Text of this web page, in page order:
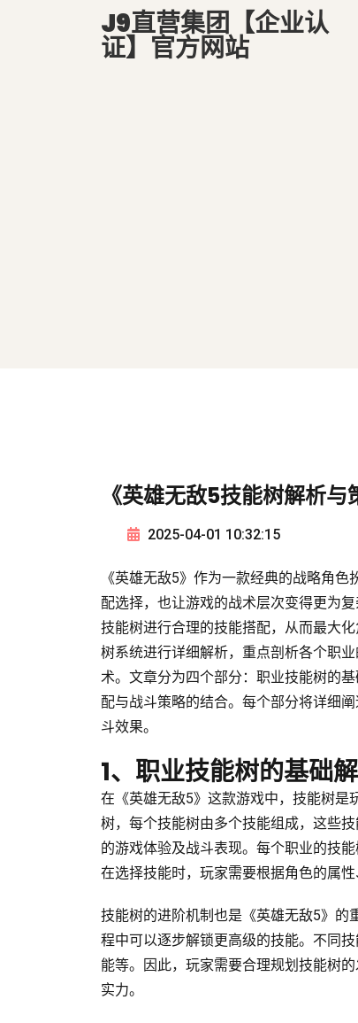
J9直营集团【企业认
证】官方网站
《英雄无敌5技能树解析
2025-04-01 10:32:15
《英雄无敌5》作为一款经典的战略角
配选择，也让游戏的战术层次变得更为
技能树进行合理的技能搭配，从而最大
树系统进行详细解析，重点剖析各个职
术。文章分为四个部分：职业技能树的
配与战斗策略的结合。每个部分将详细
斗效果。
1、职业技能树的基础
在《英雄无敌5》这款游戏中，技能树是
树，每个技能树由多个技能组成，这些
的游戏体验及战斗表现。每个职业的技
在选择技能时，玩家需要根据角色的属
技能树的进阶机制也是《英雄无敌5》的
程中可以逐步解锁更高级的技能。不同
能等。因此，玩家需要合理规划技能树
实力。